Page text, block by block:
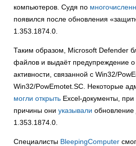
компьютеров. Судя по
появился после обновления
1.353.1874.0.
Таким образом, Microsoft Defender
файлов и выдаёт предупреждение о
активности, связанной с Win32/
Win32/PowEmotet.SC. Некоторые
могли открыть Excel-документы, при
причины они указывали обновление
1.353.1874.0.
Специалисты BleepingComputer